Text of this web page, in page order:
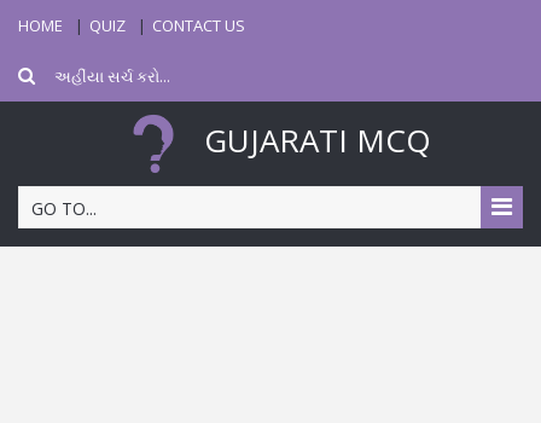
HOME QUIZ CONTACT US
GUJARATI MCQ
GO TO...